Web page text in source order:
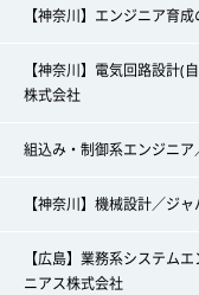
【神奈川】エンジニア育
【神奈川】電気回路設計(
株式会社
組込み・制御系エンジニ
【神奈川】機械設計／ジ
【広島】業務系システム
ニアス株式会社